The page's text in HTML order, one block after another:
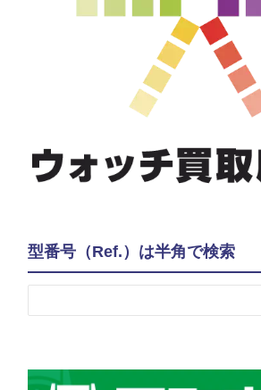
型番号（Ref.）は半角で検索